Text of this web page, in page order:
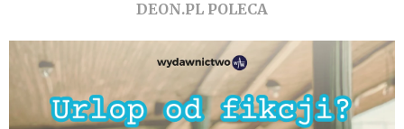
DEON.PL POLECA